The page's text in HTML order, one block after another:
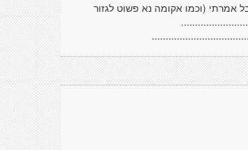
אמרתי (וכמו אקומה נא פשוט לגזור